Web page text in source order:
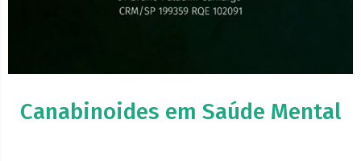
Canabinoides em Saúde Mental